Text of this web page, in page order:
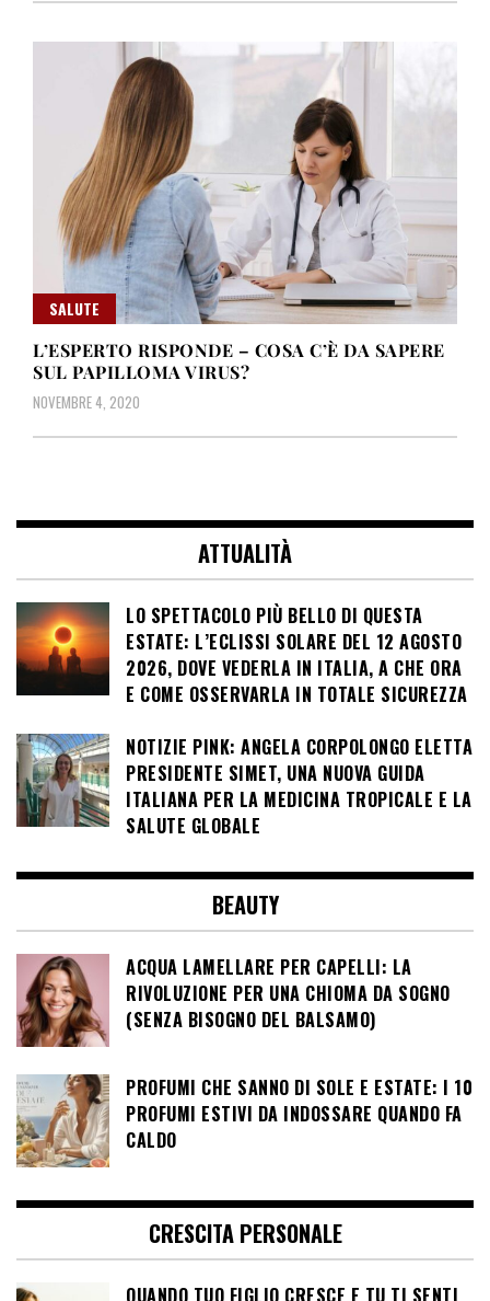
SALUTE
L’ESPERTO RISPONDE – COSA C’È DA SAPERE
SUL PAPILLOMA VIRUS?
NOVEMBRE 4, 2020
ATTUALITÀ
LO SPETTACOLO PIÙ BELLO DI QUESTA
ESTATE: L’ECLISSI SOLARE DEL 12 AGOSTO
2026, DOVE VEDERLA IN ITALIA, A CHE ORA
E COME OSSERVARLA IN TOTALE SICUREZZA
NOTIZIE PINK: ANGELA CORPOLONGO ELETTA
PRESIDENTE SIMET, UNA NUOVA GUIDA
ITALIANA PER LA MEDICINA TROPICALE E LA
SALUTE GLOBALE
BEAUTY
ACQUA LAMELLARE PER CAPELLI: LA
RIVOLUZIONE PER UNA CHIOMA DA SOGNO
(SENZA BISOGNO DEL BALSAMO)
PROFUMI CHE SANNO DI SOLE E ESTATE: I 10
PROFUMI ESTIVI DA INDOSSARE QUANDO FA
CALDO
CRESCITA PERSONALE
QUANDO TUO FIGLIO CRESCE E TU TI SENTI